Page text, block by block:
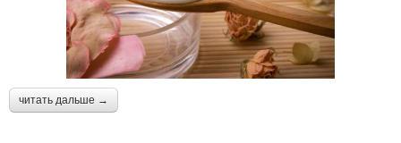
читать дальше →